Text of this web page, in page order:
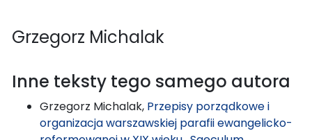
Grzegorz Michalak
Inne teksty tego samego autora
Grzegorz Michalak, Przepisy porządkowe i
organizacja warszawskiej parafii ewangelicko-